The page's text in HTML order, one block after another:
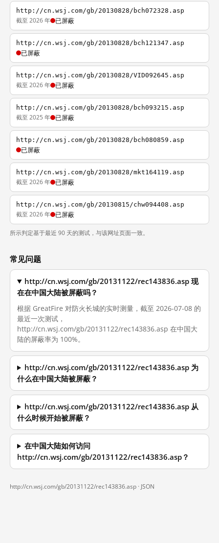
http://cn.wsj.com/gb/20130828/bch072328.asp
截至 2026 年 已屏蔽
http://cn.wsj.com/gb/20130828/bch121347.asp
已屏蔽
http://cn.wsj.com/gb/20130828/VID092645.asp
截至 2026 年 已屏蔽
http://cn.wsj.com/gb/20130828/bch093215.asp
截至 2025 年 已屏蔽
http://cn.wsj.com/gb/20130828/bch080859.asp
已屏蔽
http://cn.wsj.com/gb/20130828/mkt164119.asp
截至 2026 年 已屏蔽
http://cn.wsj.com/gb/20130815/chw094408.asp
截至 2026 年 已屏蔽
所示判定基于最近 90 天的测试，与该网址页面一致。
常见问题
http://cn.wsj.com/gb/20131122/rec143836.asp 现
在在中国大陆被屏蔽吗？
根据 GreatFire 对防火长城的实时测量，截至 2026-07-08 的
最近一次测试，
http://cn.wsj.com/gb/20131122/rec143836.asp 在中国大
陆的屏蔽率为 100%。
http://cn.wsj.com/gb/20131122/rec143836.asp 为
什么在中国大陆被屏蔽？
http://cn.wsj.com/gb/20131122/rec143836.asp 从
什么时候开始被屏蔽？
在中国大陆如何访问
http://cn.wsj.com/gb/20131122/rec143836.asp？
http://cn.wsj.com/gb/20131122/rec143836.asp · JSON